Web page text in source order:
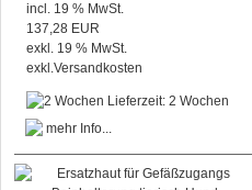
incl. 19 % MwSt.
137,28 EUR
exkl. 19 % MwSt.
exkl.Versandkosten
Lieferzeit: 2 Wochen